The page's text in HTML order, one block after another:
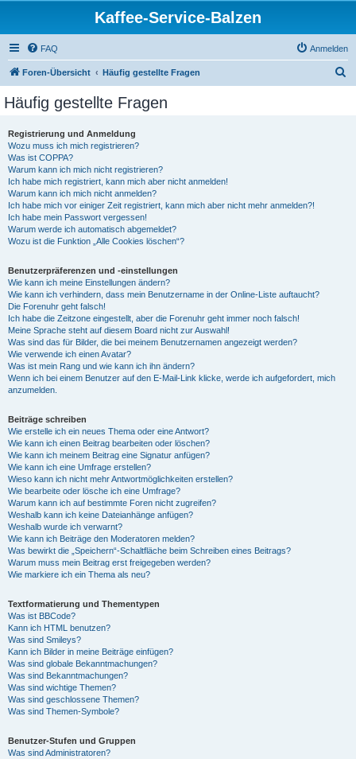
Kaffee-Service-Balzen
FAQ Anmelden
Foren-Übersicht Häufig gestellte Fragen
Häufig gestellte Fragen
Registrierung und Anmeldung
Wozu muss ich mich registrieren?
Was ist COPPA?
Warum kann ich mich nicht registrieren?
Ich habe mich registriert, kann mich aber nicht anmelden!
Warum kann ich mich nicht anmelden?
Ich habe mich vor einiger Zeit registriert, kann mich aber nicht mehr anmelden?!
Ich habe mein Passwort vergessen!
Warum werde ich automatisch abgemeldet?
Wozu ist die Funktion „Alle Cookies löschen“?
Benutzerpräferenzen und -einstellungen
Wie kann ich meine Einstellungen ändern?
Wie kann ich verhindern, dass mein Benutzername in der Online-Liste auftaucht?
Die Forenuhr geht falsch!
Ich habe die Zeitzone eingestellt, aber die Forenuhr geht immer noch falsch!
Meine Sprache steht auf diesem Board nicht zur Auswahl!
Was sind das für Bilder, die bei meinem Benutzernamen angezeigt werden?
Wie verwende ich einen Avatar?
Was ist mein Rang und wie kann ich ihn ändern?
Wenn ich bei einem Benutzer auf den E-Mail-Link klicke, werde ich aufgefordert, mich
anzumelden.
Beiträge schreiben
Wie erstelle ich ein neues Thema oder eine Antwort?
Wie kann ich einen Beitrag bearbeiten oder löschen?
Wie kann ich meinem Beitrag eine Signatur anfügen?
Wie kann ich eine Umfrage erstellen?
Wieso kann ich nicht mehr Antwortmöglichkeiten erstellen?
Wie bearbeite oder lösche ich eine Umfrage?
Warum kann ich auf bestimmte Foren nicht zugreifen?
Weshalb kann ich keine Dateianhänge anfügen?
Weshalb wurde ich verwarnt?
Wie kann ich Beiträge den Moderatoren melden?
Was bewirkt die „Speichern“-Schaltfläche beim Schreiben eines Beitrags?
Warum muss mein Beitrag erst freigegeben werden?
Wie markiere ich ein Thema als neu?
Textformatierung und Thementypen
Was ist BBCode?
Kann ich HTML benutzen?
Was sind Smileys?
Kann ich Bilder in meine Beiträge einfügen?
Was sind globale Bekanntmachungen?
Was sind Bekanntmachungen?
Was sind wichtige Themen?
Was sind geschlossene Themen?
Was sind Themen-Symbole?
Benutzer-Stufen und Gruppen
Was sind Administratoren?